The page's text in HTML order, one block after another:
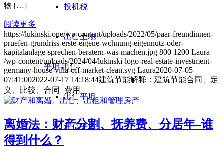
投机税
出售土地
平坦出售
出售平坦
评估平坦
物 […]
阅读更多
https://lukinski.one/wp-content/uploads/2022/05/paar-freundinnen-
pruefen-grundriss-erste-eigene-wohnung-eigennutz-oder-
kapitalanlage-sprechen-beratern-was-machen.jpg 800 1200 Laura
/wp-content/uploads/2024/04/lukinski-logo-real-estate-investment-
germany-house-villa-off-market-clean.svg Laura2020-07-05
07:41:002022-07-17 14:18:44建筑节能解释：建筑节能合同、定
义、比较、合同+费用
离婚法：财产分割、抚养费、分居年–谁
得到什么？